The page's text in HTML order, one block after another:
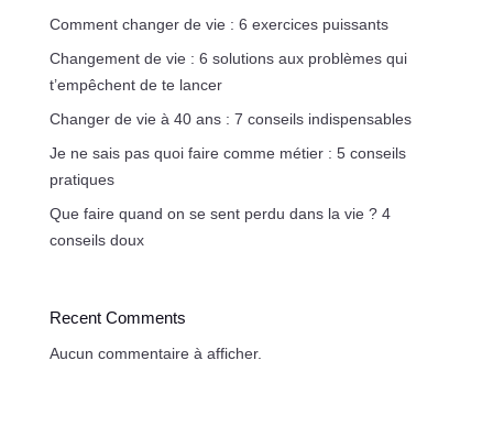
Comment changer de vie : 6 exercices puissants
Changement de vie : 6 solutions aux problèmes qui
t’empêchent de te lancer
Changer de vie à 40 ans : 7 conseils indispensables
Je ne sais pas quoi faire comme métier : 5 conseils
pratiques
Que faire quand on se sent perdu dans la vie ? 4
conseils doux
Recent Comments
Aucun commentaire à afficher.